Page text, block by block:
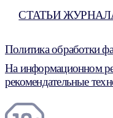
СТАТЬИ
Политика обработки
На информационном
рекомендательные